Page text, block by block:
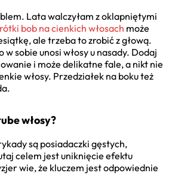
Lata walczyłam z oklapniętymi
bob na cienkich włosach może
ale trzeba to zrobić z głową.
w sobie unosi włosy u nasady. Dodaj
i może delikatne fale, a nikt nie
włosy. Przedziałek na boku też
włosy?
są posiadaczki gęstych,
celem jest uniknięcie efektu
wie, że kluczem jest odpowiednie